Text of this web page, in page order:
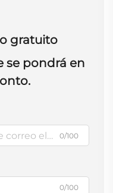
gratuito
se pondrá en
0/100
0/100